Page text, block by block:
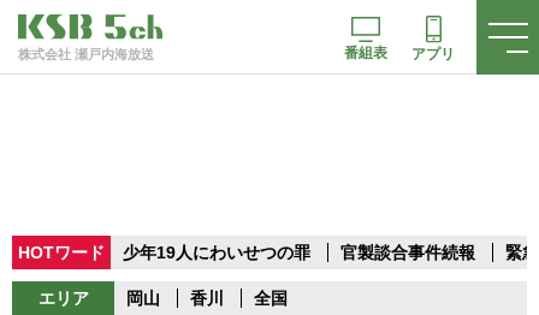
株式会社 瀬戸内海放送 番組表 アプリ
HOTワード 少年19人にわいせつの罪 官製談合事件続報 緊
エリア 岡山 香川 全国